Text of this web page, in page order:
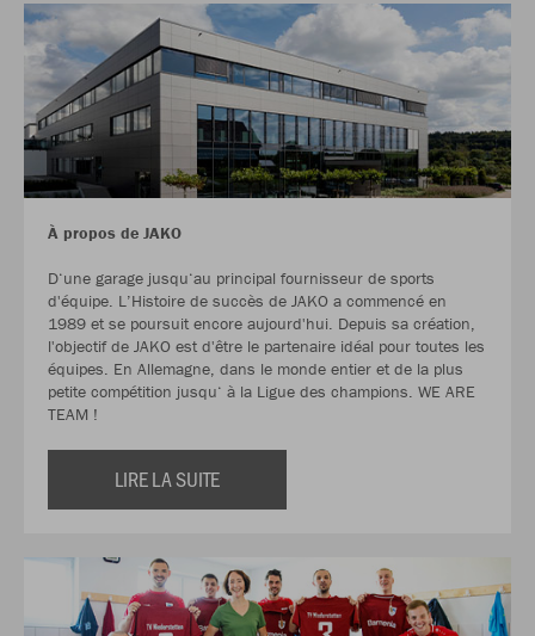
À propos de JAKO
D‘une garage jusqu‘au principal fournisseur de sports
d'équipe. L’Histoire de succès de JAKO a commencé en
1989 et se poursuit encore aujourd'hui. Depuis sa création,
l'objectif de JAKO est d'être le partenaire idéal pour toutes les
équipes. En Allemagne, dans le monde entier et de la plus
petite compétition jusqu‘ à la Ligue des champions. WE ARE
TEAM !
LIRE LA SUITE